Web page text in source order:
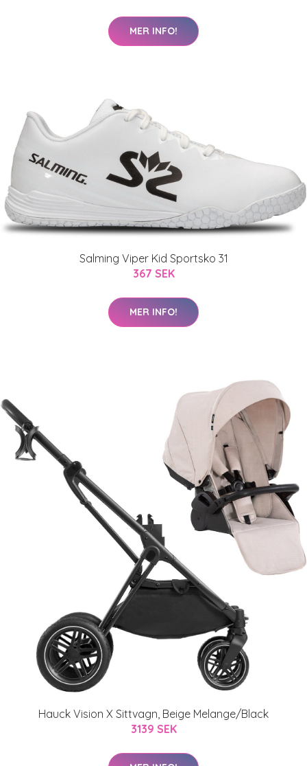
MER INFO!
Salming Viper Kid Sportsko 31
367 SEK
MER INFO!
Hauck Vision X Sittvagn, Beige Melange/Black
3139 SEK